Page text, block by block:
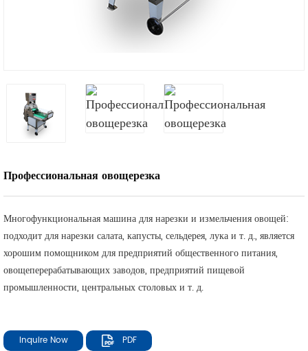
Профессиональная овощерезка
Многофункциональная машина для нарезки и измельчения овощей:
подходит для нарезки салата, капусты, сельдерея, лука и т. д., является
хорошим помощником для предприятий общественного питания,
овощеперерабатывающих заводов, предприятий пищевой
промышленности, центральных столовых и т. д.
Inquire Now PDF